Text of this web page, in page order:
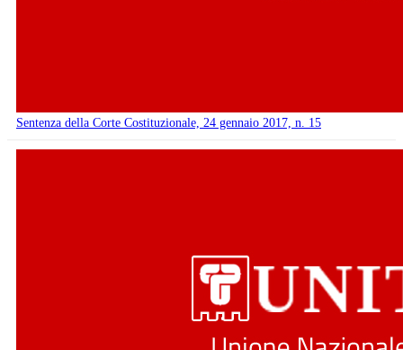
Sentenza della Corte Costituzionale, 24 gennaio 2017, n. 15